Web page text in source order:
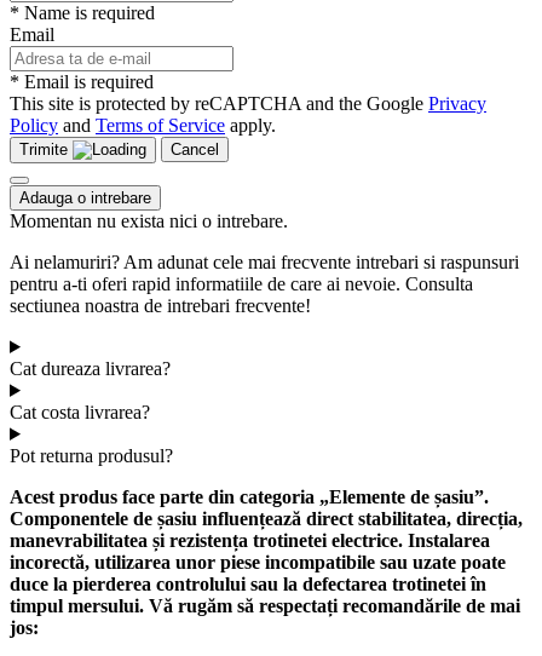
* Name is required
Email
* Email is required
This site is protected by reCAPTCHA and the Google Privacy
Policy and Terms of Service apply.
Trimite Cancel
Adauga o intrebare
Momentan nu exista nici o intrebare.
Ai nelamuriri? Am adunat cele mai frecvente intrebari si raspunsuri
pentru a-ti oferi rapid informatiile de care ai nevoie. Consulta
sectiunea noastra de intrebari frecvente!
Cat dureaza livrarea?
Cat costa livrarea?
Pot returna produsul?
Acest produs face parte din categoria „Elemente de șasiu”.
Componentele de șasiu influențează direct stabilitatea, direcția,
manevrabilitatea și rezistența trotinetei electrice. Instalarea
incorectă, utilizarea unor piese incompatibile sau uzate poate
duce la pierderea controlului sau la defectarea trotinetei în
timpul mersului. Vă rugăm să respectați recomandările de mai
jos: